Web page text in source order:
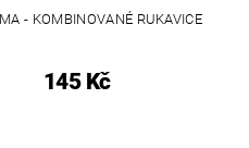
- KOMBINOVANÉ RUKAVICE
145 Kč